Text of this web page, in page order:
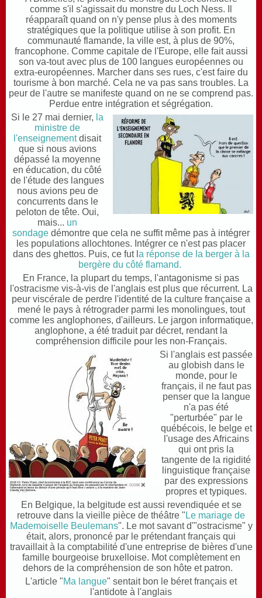
comme s'il s'agissait du monstre du Loch Ness. Il
réapparaît quand on n'y pense plus à des moments
stratégiques que la politique utilise à son profit. En
communauté flamande, la ville est, à plus de 90%,
francophone. Comme capitale de l'Europe, elle fait aussi
son va-tout avec plus de 100 langues européennes ou
extra-européennes. Marcher dans ses rues, c'est faire du
tourisme à bon marché. Cela ne va pas sans troubles. La
peur de l'autre se manifeste quand on ne se comprend pas.
Perdue entre intégration et ségrégation.
Si le 27 mai dernier, la
ministre de
l'enseignementdisait
que si nous avions
dépassé la moyenne
en éducation, du côté
de l'étude des langues
nous avions peu de
concurrents dans le
peloton de tête. Oui,
mais... un
sondage démontre que cela ne suffit même pas à intégrer
les populations allochtones. Intégrer ce n'est pas placer
dans des ghettos. Puis, ce fut l a réponse de la berger à la
bergère du côté flamand.
En France, la plupart du temps, l'antagonisme si pas
l'ostracisme vis-à-vis de l'anglais est plus que récurrent. La
peur viscérale de perdre l'identité de la culture française a
mené le pays à rétrograder parmi les monolingues, tout
comme les anglophones, d'ailleurs. Le jargon informatique,
anglophone, a été traduit par décret, rendant la
compréhension difficile pour les non-Français.
Si l'anglais est passée
au globish dans le
monde, pour le
français, il ne faut pas
penser que la langue
n'a pas été
"perturbée" par le
québécois, le belge et
l'usage des Africains
qui ont pris la
tangente de la rigidité
linguistique française
par des expressions
propres et typiques.
En Belgique, la belgitude est aussi revendiquée et se
retrouve dans la vieille pièce de théâtre " Le mariage de
Mademoiselle Beulemans". Le mot savant d'"ostracisme" y
était, alors, prononcé par le prétendant français qui
travaillait à la comptabilité d'une entreprise de bières d'une
famille bourgeoise bruxelloise. Mot complètement en
dehors de la compréhension de son hôte et patron.
L'article "Ma langue" sentait bon le béret français et
l'antidote à l'anglais